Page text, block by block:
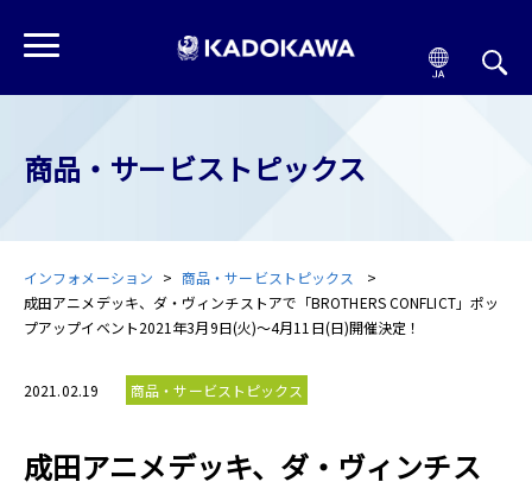
商品・サービストピックス
インフォメーション
商品・サービストピックス
成田アニメデッキ、ダ・ヴィンチストアで「BROTHERS CONFLICT」ポッ
プアップイベント2021年3月9日(火)～4月11日(日)開催決定！
2021.02.19 商品・サービストピックス
成田アニメデッキ、ダ・ヴィンチス